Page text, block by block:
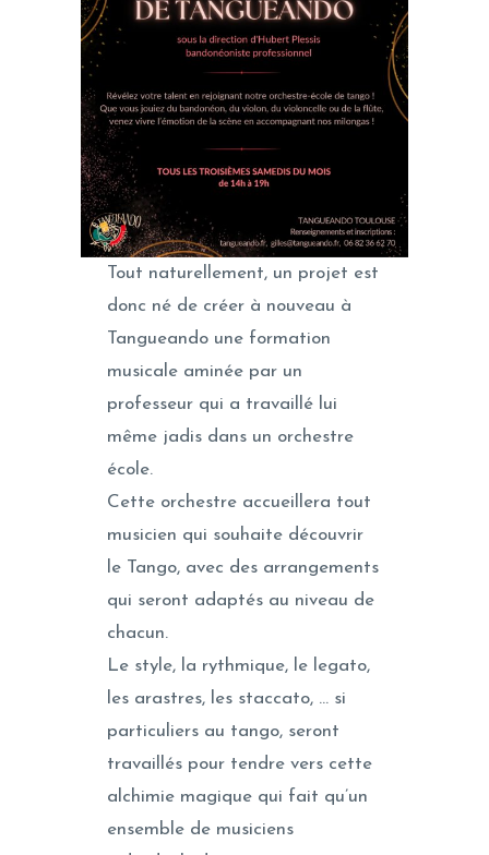
Tout naturellement, un projet est
donc né de créer à nouveau à
Tangueando une formation
musicale aminée par un
professeur qui a travaillé lui
même jadis dans un orchestre
école.
Cette orchestre accueillera tout
musicien qui souhaite découvrir
le Tango, avec des arrangements
qui seront adaptés au niveau de
chacun.
Le style, la rythmique, le legato,
les arastres, les staccato, … si
particuliers au tango, seront
travaillés pour tendre vers cette
alchimie magique qui fait qu’un
ensemble de musiciens